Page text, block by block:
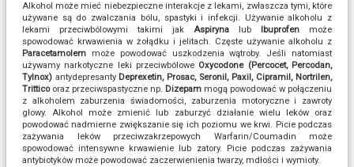
Alkohol może mieć niebezpieczne interakcje z lekami, zwłaszcza tymi, które
używane są do zwalczania bólu, spastyki i infekcji. Używanie alkoholu z
lekami przeciwbólowymi takimi jak Aspiryna lub Ibuprofen może
spowodować krwawienia w żołądku i jelitach. Częste używanie alkoholu z
Paracetamolem może powodować uszkodzenia wątroby. Jeśli natomiast
używamy narkotyczne leki przeciwbólowe Oxycodone (Percocet, Percodan,
Tylnox) antydepresanty Deprexetin, Prosac, Seronil, Paxil, Cipramil, Nortrilen,
Tritticooraz przeciwspastyczne np. Dizepam mogą powodować w połączeniu
z alkoholem zaburzenia świadomości, zaburzenia motoryczne i zawroty
głowy. Alkohol może zmienić lub zaburzyć działanie wielu leków oraz
powodować nadmierne zwiększanie się ich poziomu we krwi. Picie podczas
zażywania leków przeciwzakrzepowych Warfarin/Coumadin może
spowodować intensywne krwawienie lub zatory. Picie podczas zażywania
antybiotyków może powodować zaczerwienienia twarzy, mdłości i wymioty.